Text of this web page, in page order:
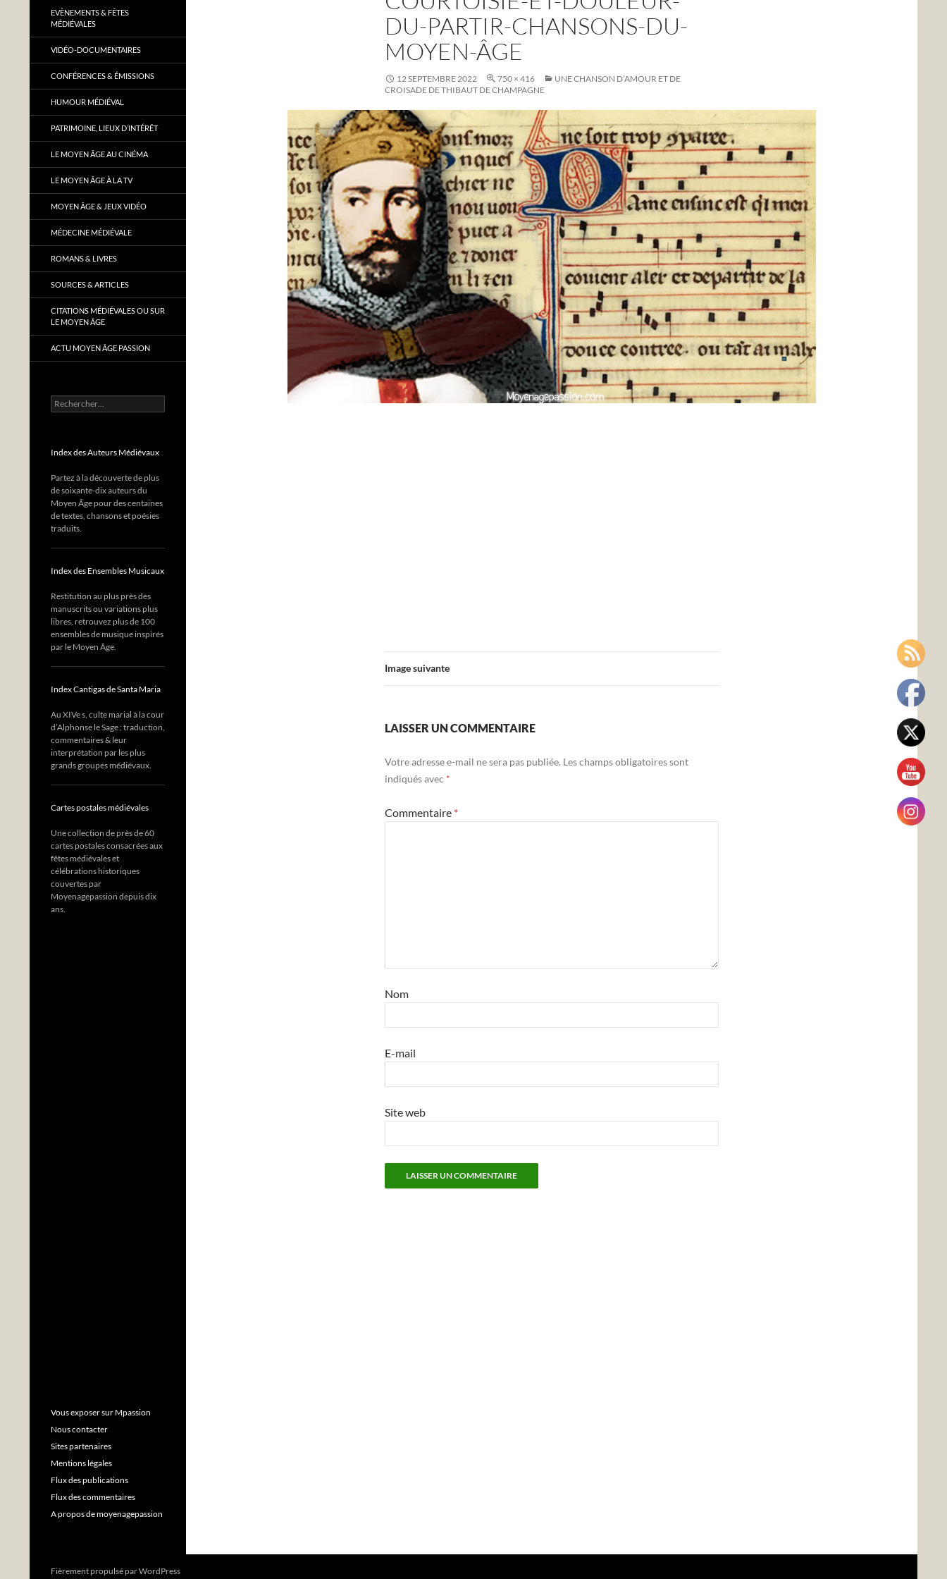
DU-PARTIR-CHANSONS-DU-
MOYEN-ÂGE
12 SEPTEMBRE 2022 750 × 416
UNE CHANSON D’AMOUR ET DE
CROISADE DE THIBAUT DE CHAMPAGNE
Image suivante
LAISSER UN COMMENTAIRE
Votre adresse e-mail ne sera pas publiée. Les champs obligatoires sont
indiqués avec *
Commentaire *
Nom
E-mail
Site web
EVÈNEMENTS & FÊTES
MÉDIÉVALES
VIDÉO-DOCUMENTAIRES
CONFÉRENCES & ÉMISSIONS
HUMOUR MÉDIÉVAL
PATRIMOINE, LIEUX D’INTÉRÊT
LE MOYEN ÂGE AU CINÉMA
LE MOYEN ÂGE À LA TV
MOYEN ÂGE & JEUX VIDÉO
MÉDECINE MÉDIÉVALE
ROMANS & LIVRES
SOURCES & ARTICLES
CITATIONS MÉDIÉVALES OU SUR
LE MOYEN ÂGE
ACTU MOYEN ÂGE PASSION
Rechercher :
Index des Auteurs Médiévaux
Partez à la découverte de plus
de soixante-dix auteurs du
Moyen Âge pour des centaines
de textes, chansons et poésies
traduits.
Index des Ensembles Musicaux
Restitution au plus près des
manuscrits ou variations plus
libres, retrouvez plus de 100
ensembles de musique inspirés
par le Moyen Âge.
Index Cantigas de Santa Maria
Au XIVe s, culte marial à la cour
d’Alphonse le Sage : traduction,
commentaires & leur
interprétation par les plus
grands groupes médiévaux.
Cartes postales médiévales
Une collection de près de 60
cartes postales consacrées aux
fêtes médiévales et
célébrations historiques
couvertes par
Moyenagepassion depuis dix
ans.
Vous exposer sur Mpassion
Nous contacter
Sites partenaires
Mentions légales
Flux des publications
Flux des commentaires
A propos de moyenagepassion
Fièrement propulsé par WordPress